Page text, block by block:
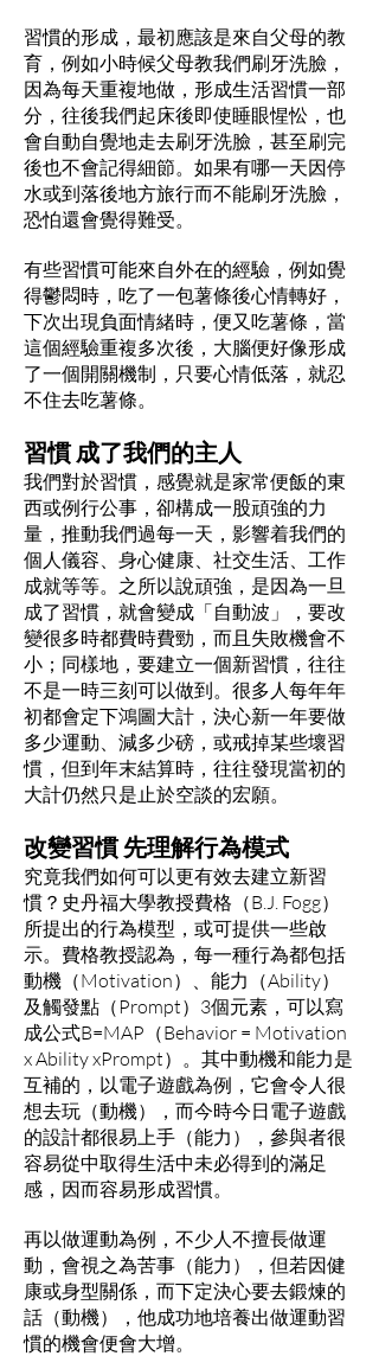
習慣的形成，最初應該是來自父母的教
育，例如小時候父母教我們刷牙洗臉，
因為每天重複地做，形成生活習慣一部
分，往後我們起床後即使睡眼惺忪，也
會自動自覺地走去刷牙洗臉，甚至刷完
後也不會記得細節。如果有哪一天因停
水或到落後地方旅行而不能刷牙洗臉，
恐怕還會覺得難受。
有些習慣可能來自外在的經驗，例如覺
得鬱悶時，吃了一包薯條後心情轉好，
下次出現負面情緒時，便又吃薯條，當
這個經驗重複多次後，大腦便好像形成
了一個開關機制，只要心情低落，就忍
不住去吃薯條。
習慣 成了我們的主人
我們對於習慣，感覺就是家常便飯的東
西或例行公事，卻構成一股頑強的力
量，推動我們過每一天，影響着我們的
個人儀容、身心健康、社交生活、工作
成就等等。之所以說頑強，是因為一旦
成了習慣，就會變成「自動波」，要改
變很多時都費時費勁，而且失敗機會不
小；同樣地，要建立一個新習慣，往往
不是一時三刻可以做到。很多人每年年
初都會定下鴻圖大計，決心新一年要做
多少運動、減多少磅，或戒掉某些壞習
慣，但到年末結算時，往往發現當初的
大計仍然只是止於空談的宏願。
改變習慣 先理解行為模式
究竟我們如何可以更有效去建立新習
慣？史丹福大學教授費格（B.J. Fogg）
所提出的行為模型，或可提供一些啟
示。費格教授認為，每一種行為都包括
動機（Motivation）、能力（Ability）
及觸發點（Prompt）3個元素，可以寫
成公式B=MAP（Behavior = Motivation
x Ability xPrompt）。其中動機和能力是
互補的，以電子遊戲為例，它會令人很
想去玩（動機），而今時今日電子遊戲
的設計都很易上手（能力），參與者很
容易從中取得生活中未必得到的滿足
感，因而容易形成習慣。
再以做運動為例，不少人不擅長做運
動，會視之為苦事（能力），但若因健
康或身型關係，而下定決心要去鍛煉的
話（動機），他成功地培養出做運動習
慣的機會便會大增。